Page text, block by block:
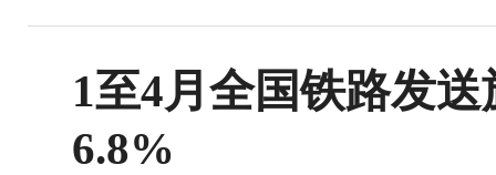
1至4月全国铁路发
6.8%